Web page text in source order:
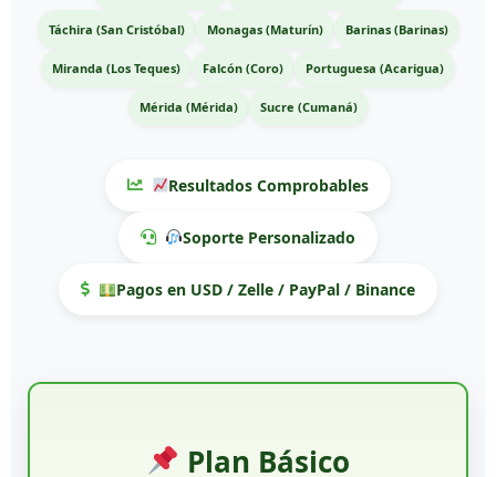
Táchira (San Cristóbal) Monagas (Maturín) Barinas (Barinas)
Miranda (Los Teques) Falcón (Coro) Portuguesa (Acarigua)
Mérida (Mérida) Sucre (Cumaná)
Resultados Comprobables
Soporte Personalizado
Pagos en USD / Zelle / PayPal / Binance
Plan Básico